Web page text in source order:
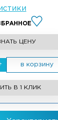
ЦЕНУ
в корзину
В 1 КЛИК